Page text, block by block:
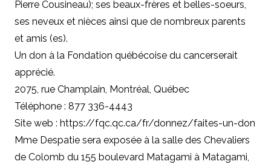
Pierre Cousineau); ses beaux-frères et belles-soeurs,
ses neveux et nièces ainsi que de nombreux parents
et amis (es).
Un don à la Fondation québécoise du cancerserait
apprécié.
2075, rue Champlain, Montréal, Québec
Téléphone : 877 336-4443
Site web : https://fqc.qc.ca/fr/donnez/faites-un-don
Mme Despatie sera exposée à la salle des Chevaliers
de Colomb du 155 boulevard Matagami à Matagami,